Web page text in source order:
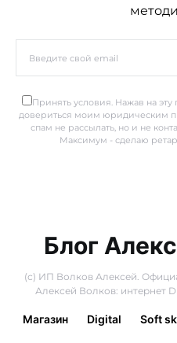
Принять условия. Нажав на
довериться моим юридическим
спам не рассылать, но и не
Максимум - сделаю
Блог
(с) ИП Волков Алексей.
Алексей Волков: интернет
Магазин Digital Soft